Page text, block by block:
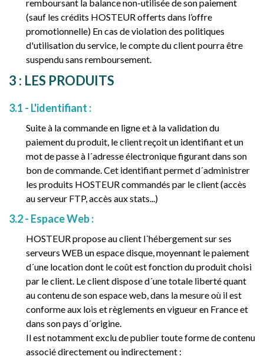
remboursant la balance non-utilisée de son paiement
(sauf les crédits HOSTEUR offerts dans l’offre
promotionnelle) En cas de violation des politiques
d'utilisation du service, le compte du client pourra être
suspendu sans remboursement.
3 : LES PRODUITS
3.1 - L'identifiant :
Suite à la commande en ligne et à la validation du
paiement du produit, le client reçoit un identifiant et un
mot de passe à l´adresse électronique figurant dans son
bon de commande. Cet identifiant permet d´administrer
les produits HOSTEUR commandés par le client (accès
au serveur FTP, accès aux stats...)
3.2 - Espace Web :
HOSTEUR propose au client l´hébergement sur ses
serveurs WEB un espace disque, moyennant le paiement
d´une location dont le coût est fonction du produit choisi
par le client. Le client dispose d´une totale liberté quant
au contenu de son espace web, dans la mesure où il est
conforme aux lois et règlements en vigueur en France et
dans son pays d´origine.
Il est notamment exclu de publier toute forme de contenu
associé directement ou indirectement :